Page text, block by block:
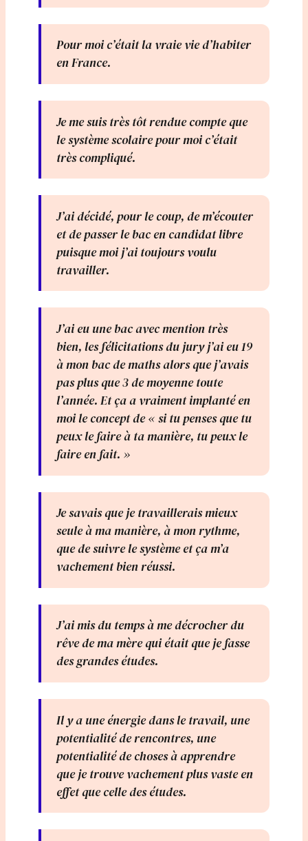
Pour moi c’était la vraie vie d’habiter
en France.
Je me suis très tôt rendue compte que
le système scolaire pour moi c’était
très compliqué.
J’ai décidé, pour le coup, de m’écouter
et de passer le bac en candidat libre
puisque moi j’ai toujours voulu
travailler.
J’ai eu une bac avec mention très
bien, les félicitations du jury j’ai eu 19
à mon bac de maths alors que j’avais
pas plus que 3 de moyenne toute
l’année. Et ça a vraiment implanté en
moi le concept de « si tu penses que tu
peux le faire à ta manière, tu peux le
faire en fait. »
Je savais que je travaillerais mieux
seule à ma manière, à mon rythme,
que de suivre le système et ça m’a
vachement bien réussi.
J’ai mis du temps à me décrocher du
rêve de ma mère qui était que je fasse
des grandes études.
Il y a une énergie dans le travail, une
potentialité de rencontres, une
potentialité de choses à apprendre
que je trouve vachement plus vaste en
effet que celle des études.